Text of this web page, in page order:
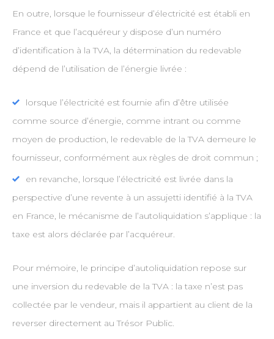
En outre, lorsque le fournisseur d’électricité est établi en
France et que l’acquéreur y dispose d’un numéro
d’identification à la TVA, la détermination du redevable
dépend de l’utilisation de l’énergie livrée :
lorsque l’électricité est fournie afin d’être utilisée
comme source d’énergie, comme intrant ou comme
moyen de production, le redevable de la TVA demeure le
fournisseur, conformément aux règles de droit commun ;
en revanche, lorsque l’électricité est livrée dans la
perspective d’une revente à un assujetti identifié à la TVA
en France, le mécanisme de l’autoliquidation s’applique : la
taxe est alors déclarée par l’acquéreur.
Pour mémoire, le principe d’autoliquidation repose sur
une inversion du redevable de la TVA : la taxe n’est pas
collectée par le vendeur, mais il appartient au client de la
reverser directement au Trésor Public.